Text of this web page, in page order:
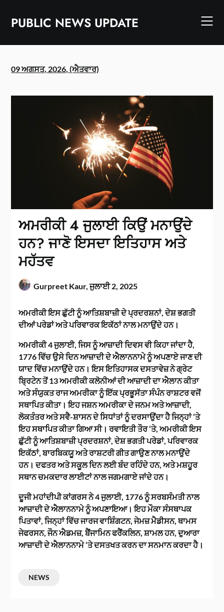
contentPUBLIC NEWS UPDATE
09 ਅਗਸਤ, 2026, (ਐਤਵਾਰ)
ਅਮਰੀਕੀ 4 ਜੁਲਾਈ ਕਿਉਂ ਮਨਾਉਂਦੇ
ਹਨ? ਜਾਣੋ ਇਸਦਾ ਇਤਿਹਾਸ ਅਤੇ
ਮਹੱਤਵ
Gurpreet Kaur,ਜੁਲਾਈ 2, 2025
ਅਮਰੀਕੀ ਇਸ ਛੁੱਟੀ ਨੂੰ ਆਤਿਸ਼ਬਾਜ਼ੀ ਦੇ ਪ੍ਰਦਰਸ਼ਨਾਂ, ਦੇਸ਼ ਭਗਤੀ
ਦੀਆਂ ਪਰੇਡਾਂ ਅਤੇ ਪਰਿਵਾਰਕ ਇਕੱਠਾਂ ਨਾਲ ਮਨਾਉਂਦੇ ਹਨ।
ਅਮਰੀਕੀ 4 ਜੁਲਾਈ, ਜਿਸ ਨੂੰ ਆਜ਼ਾਦੀ ਦਿਵਸ ਵੀ ਕਿਹਾ ਜਾਂਦਾ ਹੈ,
1776 ਵਿੱਚ ਉਸੇ ਦਿਨ ਆਜ਼ਾਦੀ ਦੇ ਐਲਾਨਨਾਮੇ ਨੂੰ ਅਪਣਾਏ ਜਾਣ ਦੀ
ਯਾਦ ਵਿੱਚ ਮਨਾਉਂਦੇ ਹਨ। ਇਸ ਇਤਿਹਾਸਕ ਦਸਤਾਵੇਜ਼ ਨੇ ਗ੍ਰੇਟ
ਬ੍ਰਿਟੇਨ ਤੋਂ 13 ਅਮਰੀਕੀ ਕਲੋਨੀਆਂ ਦੀ ਆਜ਼ਾਦੀ ਦਾ ਐਲਾਨ ਕੀਤਾ
ਅਤੇ ਸੰਯੁਕਤ ਰਾਜ ਅਮਰੀਕਾ ਨੂੰ ਇੱਕ ਪ੍ਰਭੂਸੱਤਾ ਸੰਪੰਨ ਰਾਸ਼ਟਰ ਵਜੋਂ
ਸਥਾਪਿਤ ਕੀਤਾ। ਇਹ ਜਸ਼ਨ ਅਮਰੀਕਾ ਦੇ ਜਨਮ ਅਤੇ ਆਜ਼ਾਦੀ,
ਲੋਕਤੰਤਰ ਅਤੇ ਸਵੈ-ਸ਼ਾਸਨ ਦੇ ਸਿਧਾਂਤਾਂ ਨੂੰ ਦਰਸਾਉਂਦਾ ਹੈ ਜਿਨ੍ਹਾਂ ‘ਤੇ
ਇਹ ਸਥਾਪਿਤ ਕੀਤਾ ਗਿਆ ਸੀ। ਰਵਾਇਤੀ ਤੌਰ ‘ਤੇ, ਅਮਰੀਕੀ ਇਸ
ਛੁੱਟੀ ਨੂੰ ਆਤਿਸ਼ਬਾਜ਼ੀ ਪ੍ਰਦਰਸ਼ਨਾਂ, ਦੇਸ਼ ਭਗਤੀ ਪਰੇਡਾਂ, ਪਰਿਵਾਰਕ
ਇਕੱਠਾਂ, ਬਾਰਬਿਕਯੂ ਅਤੇ ਰਾਸ਼ਟਰੀ ਗੀਤ ਗਾਉਣ ਨਾਲ ਮਨਾਉਂਦੇ
ਹਨ। ਦਫਤਰ ਅਤੇ ਸਕੂਲ ਦਿਨ ਲਈ ਬੰਦ ਰਹਿੰਦੇ ਹਨ, ਅਤੇ ਮਸ਼ਹੂਰ
ਸਥਾਨ ਚਮਕਦਾਰ ਲਾਈਟਾਂ ਨਾਲ ਜਗਮਗਾਏ ਜਾਂਦੇ ਹਨ।
ਦੂਜੀ ਮਹਾਂਦੀਪੀ ਕਾਂਗਰਸ ਨੇ 4 ਜੁਲਾਈ, 1776 ਨੂੰ ਸਰਬਸੰਮਤੀ ਨਾਲ
ਆਜ਼ਾਦੀ ਦੇ ਐਲਾਨਨਾਮੇ ਨੂੰ ਅਪਣਾਇਆ। ਇਹ ਮੌਕਾ ਸੰਸਥਾਪਕ
ਪਿਤਾਵਾਂ, ਜਿਨ੍ਹਾਂ ਵਿੱਚ ਜਾਰਜ ਵਾਸ਼ਿੰਗਟਨ, ਜੇਮਜ਼ ਮੈਡੀਸਨ, ਥਾਮਸ
ਜੇਫਰਸਨ, ਜੌਨ ਐਡਮਜ਼, ਬੈਂਜਾਮਿਨ ਫਰੈਂਕਲਿਨ, ਸ਼ਾਮਲ ਹਨ, ਦੁਆਰਾ
ਆਜ਼ਾਦੀ ਦੇ ਐਲਾਨਨਾਮੇ ‘ਤੇ ਦਸਤਖਤ ਕਰਨ ਦਾ ਸਨਮਾਨ ਕਰਦਾ ਹੈ।
NEWS